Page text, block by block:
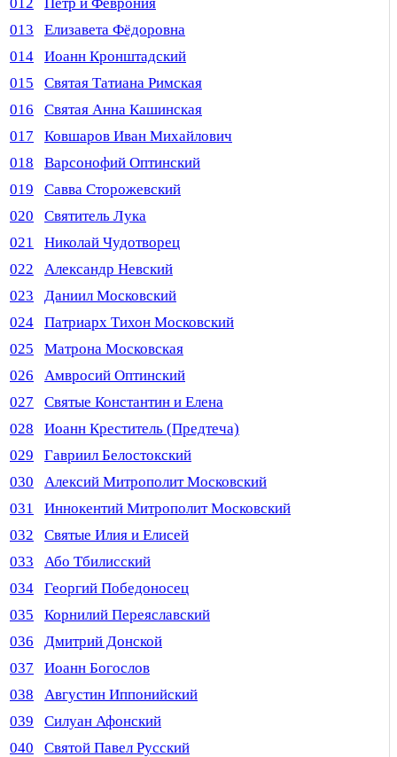
013
Елизавета Фёдоровна
014
Иоанн Кронштадский
015
Святая Татиана Римская
016
Святая Анна Кашинская
017
Ковшаров Иван Михайлович
018
Варсонофий Оптинский
019
Савва Сторожевский
020
Святитель Лука
021
Николай Чудотворец
022
Александр Невский
023
Даниил Московский
024
Патриарх Тихон Московский
025
Матрона Московская
026
Амвросий Оптинский
027
Святые Константин и Елена
028
Иоанн Креститель (Предтеча)
029
Гавриил Белостокский
030
Алексий Митрополит Московский
031
Иннокентий Митрополит Московский
032
Святые Илия и Елисей
033
Або Тбилисский
034
Георгий Победоносец
035
Корнилий Переяславский
036
Дмитрий Донской
037
Иоанн Богослов
038
Августин Иппонийский
039
Силуан Афонский
040
Святой Павел Русский